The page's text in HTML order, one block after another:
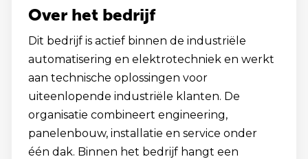
Over het bedrijf
Dit bedrijf is actief binnen de industriële
automatisering en elektrotechniek en werkt
aan technische oplossingen voor
uiteenlopende industriële klanten. De
organisatie combineert engineering,
panelenbouw, installatie en service onder
één dak. Binnen het bedrijf hangt een